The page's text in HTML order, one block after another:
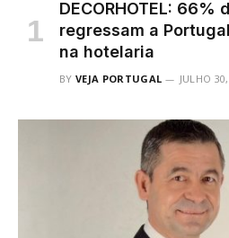
DECORHOTEL: 66%
regressam a
na hotelaria
BY VEJA PORTUGAL JULHO